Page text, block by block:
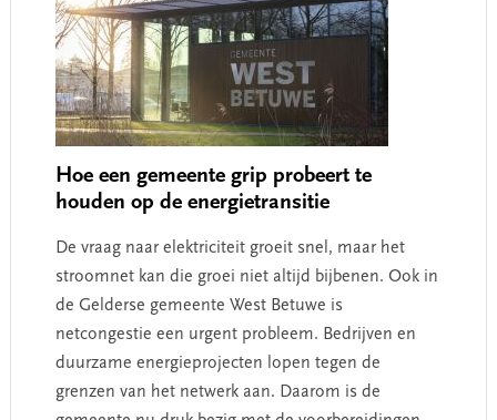
Hoe een gemeente grip probeert te
houden op de energietransitie
De vraag naar elektriciteit groeit snel, maar het
stroomnet kan die groei niet altijd bijbenen. Ook in
de Gelderse gemeente West Betuwe is
netcongestie een urgent probleem. Bedrijven en
duurzame energieprojecten lopen tegen de
grenzen van het netwerk aan. Daarom is de